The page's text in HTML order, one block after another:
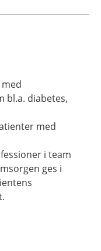
bl.a. diabetes,
med
i team
ges i